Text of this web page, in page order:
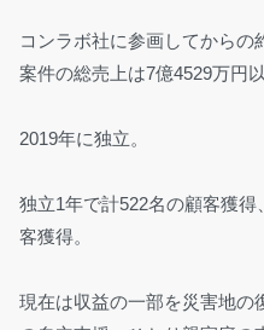
コンラボ社に参画してからの
案件の総売上は7億4529万円以
2019年に独立。
独立1年で計522名の顧客獲
客獲得。
現在は収益の一部を災害地の